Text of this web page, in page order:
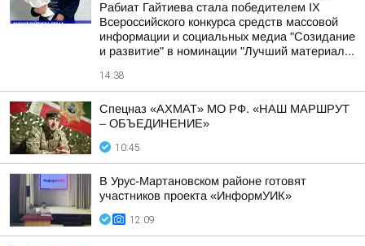
Рабиат Гайтиева стала победителем IX
Всероссийского конкурса средств массовой
информации и социальных медиа "Созидание
и развитие" в номинации "Лучший материал...
14:38
Спецназ «АХМАТ» МО РФ. «НАШ МАРШРУТ
– ОБЪЕДИНЕНИЕ»
10:45
В Урус-Мартановском районе готовят
участников проекта «ИнформУИК»
12:09